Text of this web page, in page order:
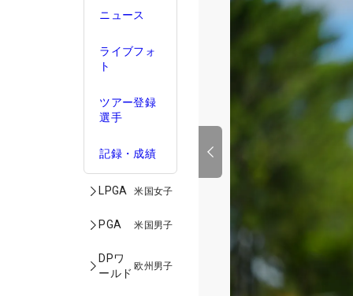
ニュース
ライブフォ
ト
ツアー登録
選手
記録・成績
LPGA 米国女子
PGA 米国男子
DPワ
ールド
欧州男子